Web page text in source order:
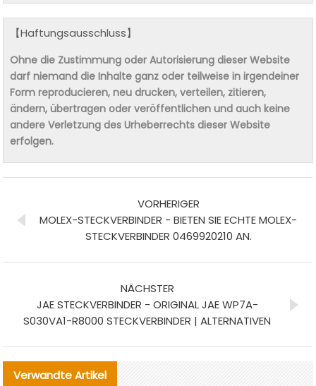
【Haftungsausschluss】
Ohne die Zustimmung oder Autorisierung dieser Website
darf niemand die Inhalte ganz oder teilweise in irgendeiner
Form reproducieren, neu drucken, verteilen, zitieren,
ändern, übertragen oder veröffentlichen und auch keine
andere Verletzung des Urheberrechts dieser Website
erfolgen.
VORHERIGER
MOLEX-STECKVERBINDER - BIETEN SIE ECHTE MOLEX-
STECKVERBINDER 0469920210 AN.
NÄCHSTER
JAE STECKVERBINDER - ORIGINAL JAE WP7A-
S030VA1-R8000 STECKVERBINDER | ALTERNATIVEN
Verwandte Artikel